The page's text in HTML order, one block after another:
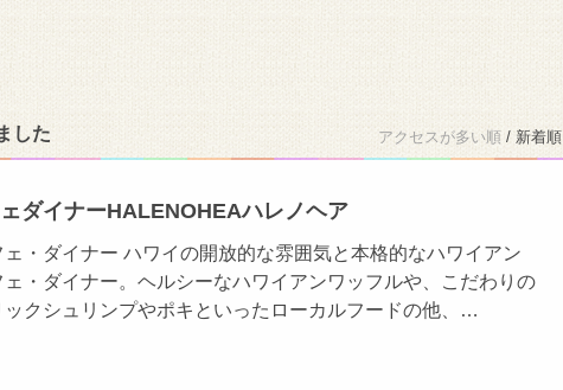
した アクセスが多い順 / 新着順
ダイナーHALENOHEAハレノヘア
・ダイナー ハワイの開放的な雰囲気と本格的なハワイアン
・ダイナー。ヘルシーなハワイアンワッフルや、こだわりの
クシュリンプやポキといったローカルフードの他、…